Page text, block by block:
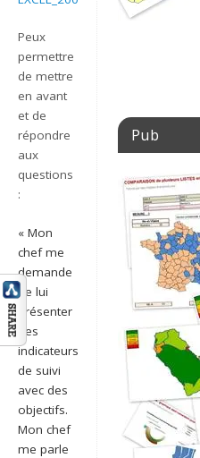
Peux
permettre
de mettre
en avant
et de
répondre
aux
questions
:
« Mon
chef me
demande
de lui
présenter
des
indicateurs
de suivi
avec des
objectifs.
Mon chef
me parle
Pub